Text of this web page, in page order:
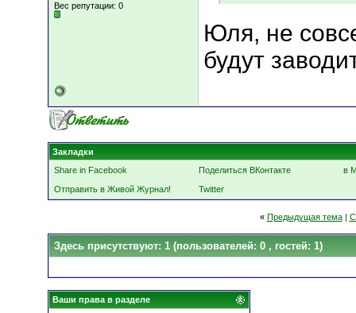
Вес репутации: 0
Юля, не
будут
Закладки
Share in Facebook
Поделиться ВКонтакте
в
Отправить в Живой Журнал!
Twitter
« Предыдущая тема|
Здесь присутствуют: 1 (пользователей: 0 , гостей: 1)
Ваши права в разделе